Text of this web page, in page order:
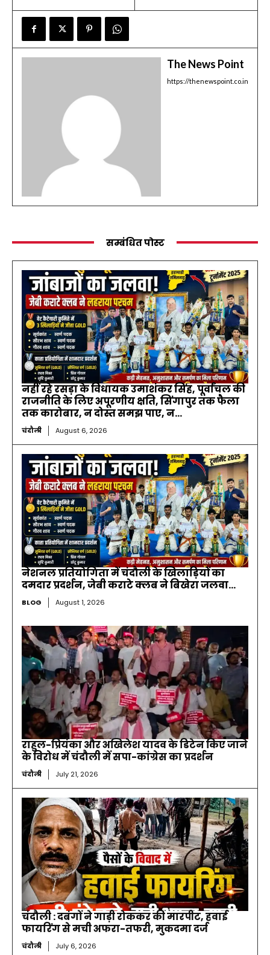
The News Point
https://thenewspoint.co.in
सम्बंधित पोस्ट
नहीं रहे रसड़ा के विधायक उमाशंकर सिंह, पूर्वांचल की
राजनीति के लिए अपूरणीय क्षति, सिंगापुर तक फैला
तक कारोबार, न दोस्त समझ पाए, न...
चंदौली August 6, 2026
नेशनल प्रतियोगिता में चंदौली के खिलाड़ियों का
दमदार प्रदर्शन, जेबी कराटे क्लब ने बिखेरा जलवा…
BLOG August 1, 2026
राहुल-प्रियंका और अखिलेश यादव के डिटेन किए जाने
के विरोध में चंदौली में सपा-कांग्रेस का प्रदर्शन
चंदौली July 21, 2026
चंदौली : दबंगों ने गाड़ी रोककर की मारपीट, हवाई
फायरिंग से मची अफरा-तफरी, मुकदमा दर्ज
चंदौली July 6, 2026